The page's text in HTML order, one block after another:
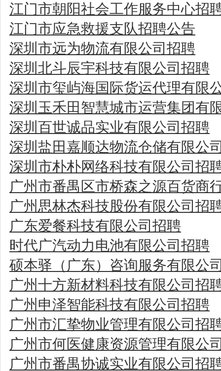
江门市朝阳社会工作服务中心招
江门市应急救援支队招聘公告
深圳市远为物流有限公司招聘
深圳北斗辰宇科技有限公司招聘
深圳市玺屿海国际货运代理有限
深圳玉禾田智慧城市运营集团有
深圳百世诚品实业有限公司招聘
深圳盐田嘉顺达物流仓储有限公
深圳市朴朴网络科技有限公司招
广州市番禺区市桥森之源百货商
广州思林杰科技股份有限公司招
广东爱餐科技有限公司招聘
时代广汽动力电池有限公司招聘
硕本驿（广东）咨询服务有限公
广州十方新材料科技有限公司招
广州申泽智能科技有限公司招聘
广州市汇挚物业管理有限公司招
广州市何医健康资源管理有限公
广州市番禺协诚实业有限公司招